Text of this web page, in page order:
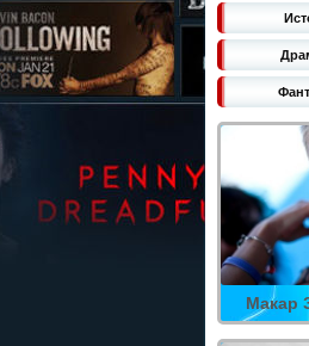
Макар